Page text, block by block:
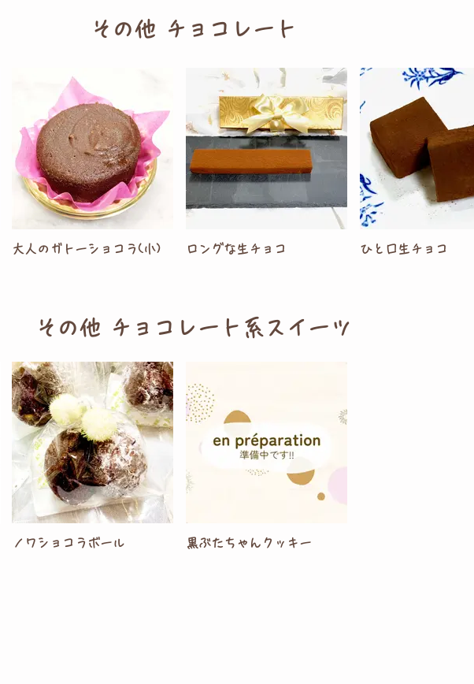
その他 チョコレート
大人のガトーショコラ(小) ロングな生チョコ ひと口生チョコ
その他 チョコレート系スイーツ
ノワショコラボール 黒ぶたちゃんクッキー